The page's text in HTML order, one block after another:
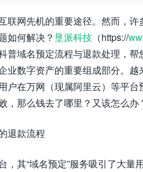
联网先机的重要途径。然而，
如何解决？ 垦派科技 （https://
域名预定流程与退款处理，帮
业数字资产的重要组成部分。
户在万网（现属阿里云）等平
，那么钱去了哪里？又该怎么办
退款流程
，其“域名预定”服务吸引了大